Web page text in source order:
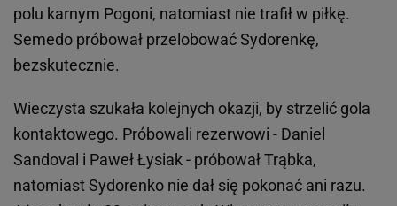
polu karnym Pogoni, natomiast nie trafił w piłkę.
Semedo próbował przelobować Sydorenkę,
bezskutecznie.
Wieczysta szukała kolejnych okazji, by strzelić gola
kontaktowego. Próbowali rezerwowi - Daniel
Sandoval i Paweł Łysiak - próbował Trąbka,
natomiast Sydorenko nie dał się pokonać ani razu.